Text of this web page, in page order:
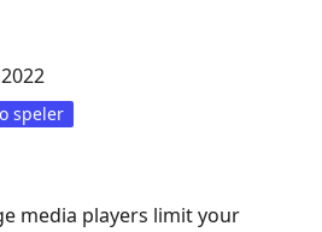
speler
media players limit your